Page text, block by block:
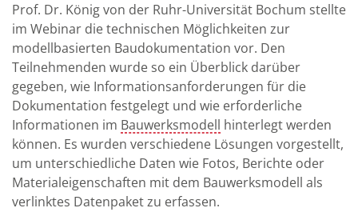
Prof. Dr. König von der Ruhr-Universität Bochum stellte
im Webinar die technischen Möglichkeiten zur
modellbasierten Baudokumentation vor. Den
Teilnehmenden wurde so ein Überblick darüber
gegeben, wie Informationsanforderungen für die
Dokumentation festgelegt und wie erforderliche
Informationen im Bauwerksmodell hinterlegt werden
können. Es wurden verschiedene Lösungen vorgestellt,
um unterschiedliche Daten wie Fotos, Berichte oder
Materialeigenschaften mit dem Bauwerksmodell als
verlinktes Datenpaket zu erfassen.